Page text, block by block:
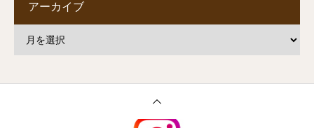
アーカイブ